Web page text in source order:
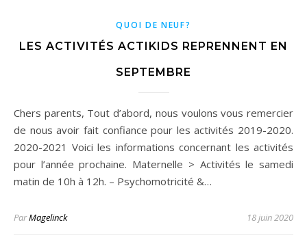
QUOI DE NEUF?
LES ACTIVITÉS ACTIKIDS REPRENNENT EN
SEPTEMBRE
Chers parents, Tout d’abord, nous voulons vous remercier
de nous avoir fait confiance pour les activités 2019-2020.
2020-2021 Voici les informations concernant les activités
pour l’année prochaine. Maternelle > Activités le samedi
matin de 10h à 12h. – Psychomotricité &…
ParMagelinck 18 juin 2020